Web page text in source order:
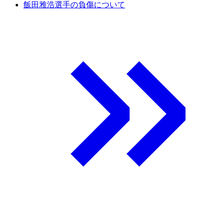
飯田雅浩選手の負傷について